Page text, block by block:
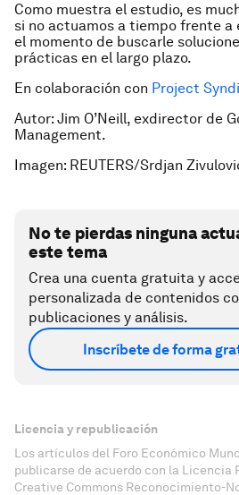
Como muestra el estudio, es
si no actuamos a tiempo frente a
el momento de buscarle
prácticas en el largo plazo.
En colaboración con Project
Autor: Jim O’Neill, exdirector de
Management.
Imagen: REUTERS/Srdjan
No te pierdas ninguna
este tema
Crea una cuenta gratuita y
personalizada de contenidos
publicaciones y análisis.
Inscríbete de forma
Licencia y republicación
Los artículos del Foro Económico
publicarse de acuerdo con la Licencia
Creative Commons Reconocimiento-